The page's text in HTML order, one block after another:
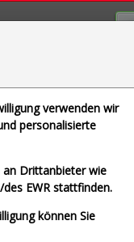
Alle Aktien entfernen
Euro)
verwenden wir
personalisierte
Drittanbieter wie
EWR stattfinden.
können Sie